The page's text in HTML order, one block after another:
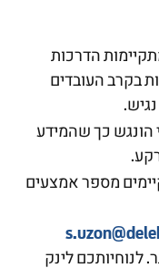
הדרכות
בקרב העובדים
הונגש כך שהמידע
מספר אמצעים
לנוחיותכם לינק